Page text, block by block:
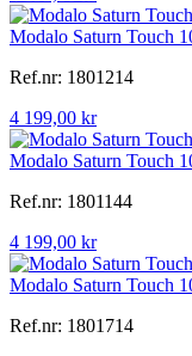
Modalo Saturn Touch
Ref.nr: 1801214
4 199,00 kr
Modalo Saturn Touch
Ref.nr: 1801144
4 199,00 kr
Modalo Saturn Touch
Ref.nr: 1801714